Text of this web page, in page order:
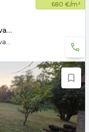
680 €/m²
250m² | 4 sobe | u procesu uknjižavanja
Vlasnik • Dvoetažna • U procesu uknjižavanja • Namešteno • Podrum • Tavan • Video